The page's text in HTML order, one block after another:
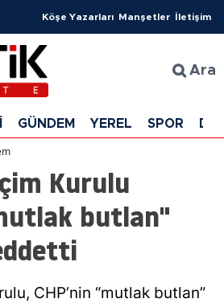
Köşe Yazarları Manşetler İletişim
Ara
GÜNDEM YEREL SPOR
Kurulu
butlan"
CHP’nin “mutlak butlan”